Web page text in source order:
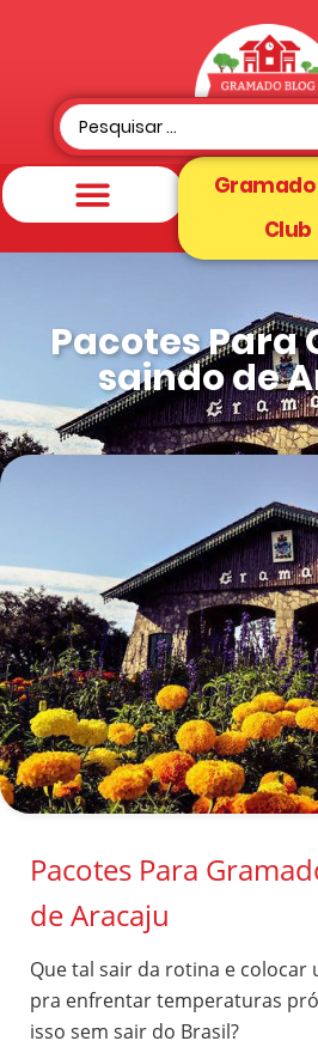
Gramado
Club
Pacotes Para
saindo de
Pacotes Para
de Aracaju
Que tal sair da rotina e colocar
pra enfrentar temperaturas
isso sem sair do Brasil?